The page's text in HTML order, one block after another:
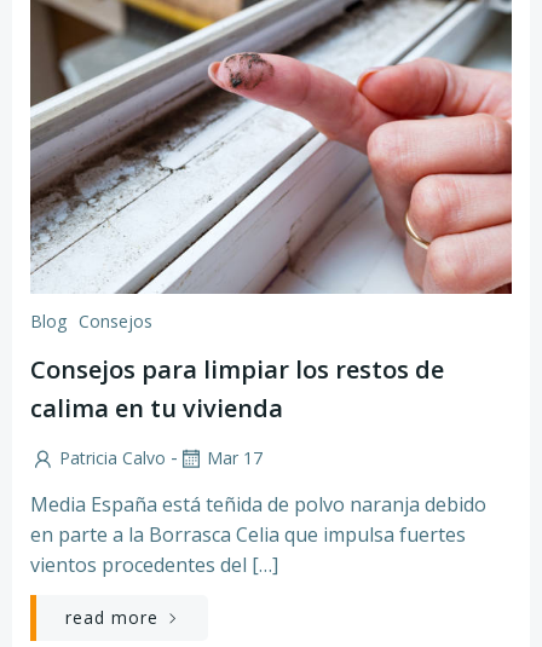
Blog Consejos
Consejos para limpiar los restos de
calima en tu vivienda
Patricia Calvo - Mar 17
Media España está teñida de polvo naranja debido
en parte a la Borrasca Celia que impulsa fuertes
vientos procedentes del […]
read more